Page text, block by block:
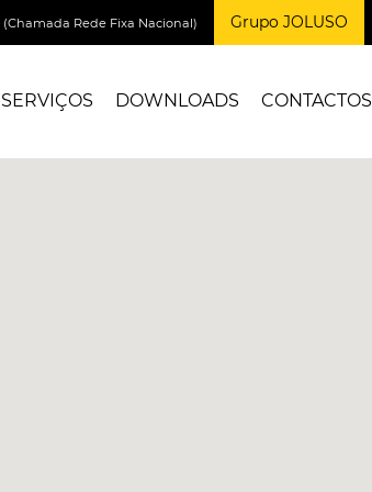
(Chamada Rede Fixa Nacional) Grupo JOLUSO
SERVIÇOS DOWNLOADS CONTACTOS